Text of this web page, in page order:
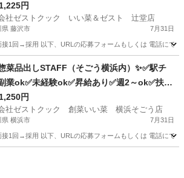
円
社ゼストクック いい菜＆ゼスト 辻堂店
県 藤沢市 7月31日
1回→採用 以下、URLの応募フォームもしくは 電話にて
ッチン
菜品出しSTAFF（そごう横浜内）✨✅駅チ
業ok✅未経験ok✅昇給あり✅週2～ok✅扶養
円
社ゼストクック 創菜いい菜 横浜そごう店
県 横浜市 7月31日
1回→採用 以下、URLの応募フォームもしくは 電話にて